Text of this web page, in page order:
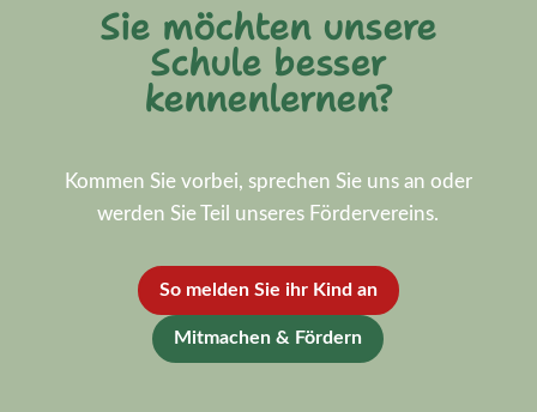
Sie möchten unsere
Schule besser
kennenlernen?
Kommen Sie vorbei, sprechen Sie uns an oder
werden Sie Teil unseres Fördervereins.
So melden Sie ihr Kind an
Mitmachen & Fördern